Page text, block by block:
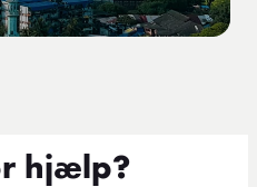
hjælp?